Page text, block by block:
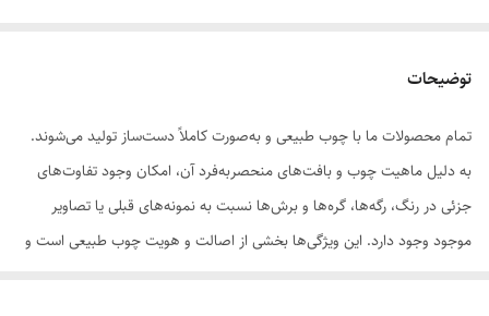
توضیحات
تمام محصولات ما با چوب طبیعی و به‌صورت کاملاً دست‌ساز تولید می‌شوند.
به دلیل ماهیت چوب و بافت‌های منحصر‌به‌فرد آن، امکان وجود تفاوت‌های
جزئی در رنگ، رگه‌ها، گره‌ها و برش‌ها نسبت به نمونه‌های قبلی یا تصاویر
موجود وجود دارد. این ویژگی‌ها بخشی از اصالت و هویت چوب طبیعی است و